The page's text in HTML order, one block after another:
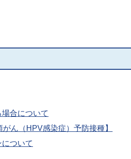
合について
ん（HPV感染症）予防接種】
ついて